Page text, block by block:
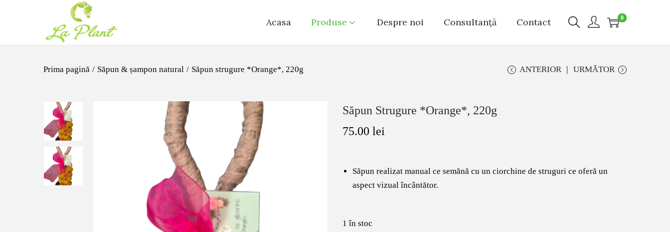
Acasa Produse Despre noi Consultanță Contact 0
Prima pagină / Săpun & șampon natural / Săpun strugure *Orange*, 220g ANTERIOR URMĂTOR
Săpun Strugure *Orange*, 220g
75.00 lei
Săpun realizat manual ce semănă cu un ciorchine de struguri ce oferă un
aspect vizual încântător.
1 în stoc